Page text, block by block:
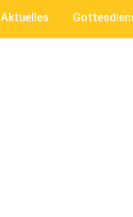
Aktuelles